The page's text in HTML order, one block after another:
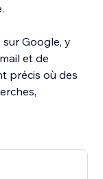
Google, y
et de
précis où des